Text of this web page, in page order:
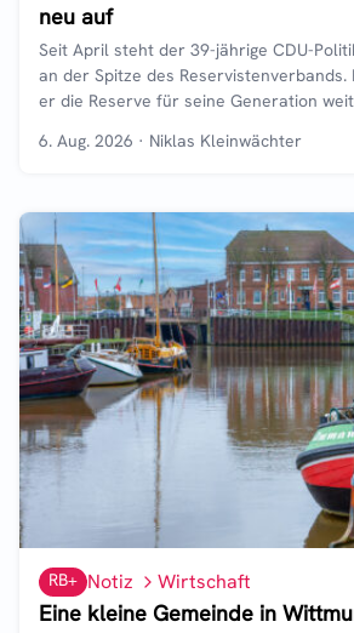
neu auf
Seit April steht der 39-jährige CDU-
an der Spitze des
er die Reserve für seine Generation
6. Aug. 2026 · Niklas Kleinwächter
RB+ Notiz Wirtschaft
Eine kleine Gemeinde in